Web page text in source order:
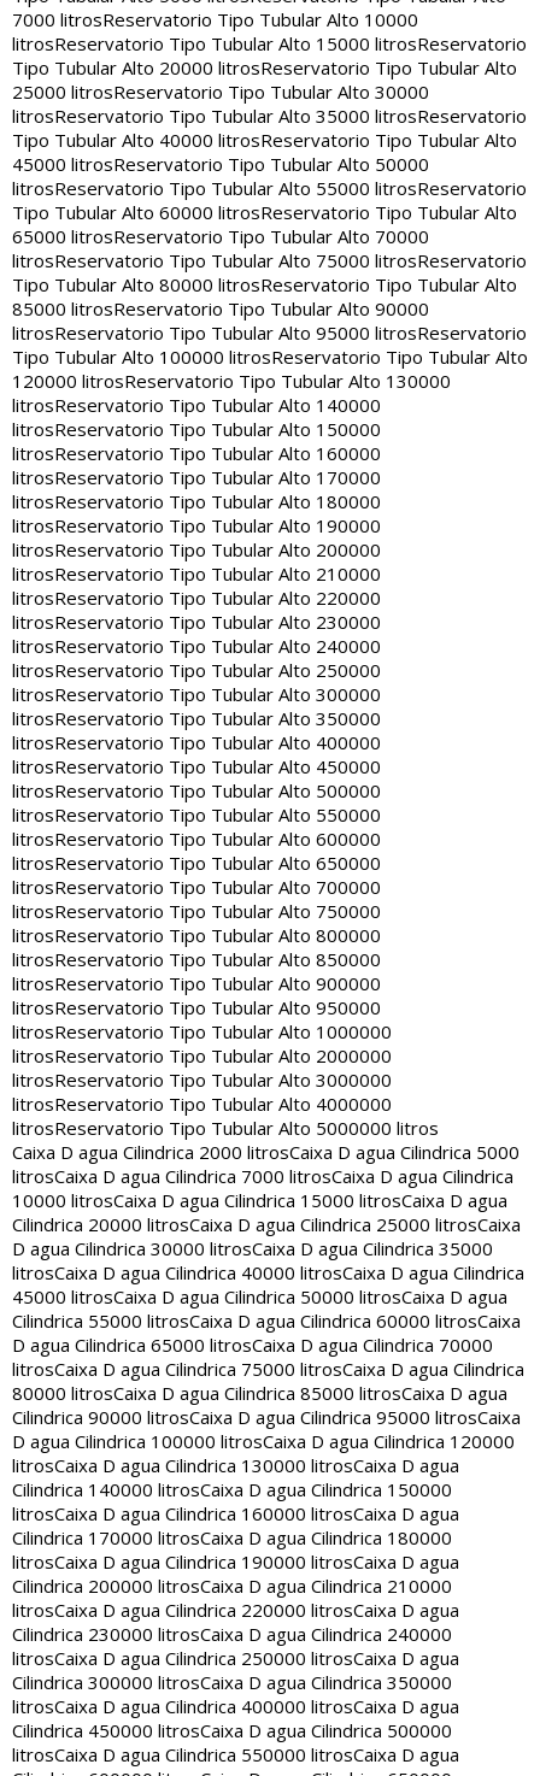
7000 litrosReservatorio Tipo Tubular Alto 10000
litrosReservatorio Tipo Tubular Alto 15000 litrosReservatorio
Tipo Tubular Alto 20000 litrosReservatorio Tipo Tubular Alto
25000 litrosReservatorio Tipo Tubular Alto 30000
litrosReservatorio Tipo Tubular Alto 35000 litrosReservatorio
Tipo Tubular Alto 40000 litrosReservatorio Tipo Tubular Alto
45000 litrosReservatorio Tipo Tubular Alto 50000
litrosReservatorio Tipo Tubular Alto 55000 litrosReservatorio
Tipo Tubular Alto 60000 litrosReservatorio Tipo Tubular Alto
65000 litrosReservatorio Tipo Tubular Alto 70000
litrosReservatorio Tipo Tubular Alto 75000 litrosReservatorio
Tipo Tubular Alto 80000 litrosReservatorio Tipo Tubular Alto
85000 litrosReservatorio Tipo Tubular Alto 90000
litrosReservatorio Tipo Tubular Alto 95000 litrosReservatorio
Tipo Tubular Alto 100000 litrosReservatorio Tipo Tubular Alto
120000 litrosReservatorio Tipo Tubular Alto 130000
litrosReservatorio Tipo Tubular Alto 140000
litrosReservatorio Tipo Tubular Alto 150000
litrosReservatorio Tipo Tubular Alto 160000
litrosReservatorio Tipo Tubular Alto 170000
litrosReservatorio Tipo Tubular Alto 180000
litrosReservatorio Tipo Tubular Alto 190000
litrosReservatorio Tipo Tubular Alto 200000
litrosReservatorio Tipo Tubular Alto 210000
litrosReservatorio Tipo Tubular Alto 220000
litrosReservatorio Tipo Tubular Alto 230000
litrosReservatorio Tipo Tubular Alto 240000
litrosReservatorio Tipo Tubular Alto 250000
litrosReservatorio Tipo Tubular Alto 300000
litrosReservatorio Tipo Tubular Alto 350000
litrosReservatorio Tipo Tubular Alto 400000
litrosReservatorio Tipo Tubular Alto 450000
litrosReservatorio Tipo Tubular Alto 500000
litrosReservatorio Tipo Tubular Alto 550000
litrosReservatorio Tipo Tubular Alto 600000
litrosReservatorio Tipo Tubular Alto 650000
litrosReservatorio Tipo Tubular Alto 700000
litrosReservatorio Tipo Tubular Alto 750000
litrosReservatorio Tipo Tubular Alto 800000
litrosReservatorio Tipo Tubular Alto 850000
litrosReservatorio Tipo Tubular Alto 900000
litrosReservatorio Tipo Tubular Alto 950000
litrosReservatorio Tipo Tubular Alto 1000000
litrosReservatorio Tipo Tubular Alto 2000000
litrosReservatorio Tipo Tubular Alto 3000000
litrosReservatorio Tipo Tubular Alto 4000000
litrosReservatorio Tipo Tubular Alto 5000000 litros
Caixa D agua Cilindrica 2000 litrosCaixa D agua Cilindrica 5000
litrosCaixa D agua Cilindrica 7000 litrosCaixa D agua Cilindrica
10000 litrosCaixa D agua Cilindrica 15000 litrosCaixa D agua
Cilindrica 20000 litrosCaixa D agua Cilindrica 25000 litrosCaixa
D agua Cilindrica 30000 litrosCaixa D agua Cilindrica 35000
litrosCaixa D agua Cilindrica 40000 litrosCaixa D agua Cilindrica
45000 litrosCaixa D agua Cilindrica 50000 litrosCaixa D agua
Cilindrica 55000 litrosCaixa D agua Cilindrica 60000 litrosCaixa
D agua Cilindrica 65000 litrosCaixa D agua Cilindrica 70000
litrosCaixa D agua Cilindrica 75000 litrosCaixa D agua Cilindrica
80000 litrosCaixa D agua Cilindrica 85000 litrosCaixa D agua
Cilindrica 90000 litrosCaixa D agua Cilindrica 95000 litrosCaixa
D agua Cilindrica 100000 litrosCaixa D agua Cilindrica 120000
litrosCaixa D agua Cilindrica 130000 litrosCaixa D agua
Cilindrica 140000 litrosCaixa D agua Cilindrica 150000
litrosCaixa D agua Cilindrica 160000 litrosCaixa D agua
Cilindrica 170000 litrosCaixa D agua Cilindrica 180000
litrosCaixa D agua Cilindrica 190000 litrosCaixa D agua
Cilindrica 200000 litrosCaixa D agua Cilindrica 210000
litrosCaixa D agua Cilindrica 220000 litrosCaixa D agua
Cilindrica 230000 litrosCaixa D agua Cilindrica 240000
litrosCaixa D agua Cilindrica 250000 litrosCaixa D agua
Cilindrica 300000 litrosCaixa D agua Cilindrica 350000
litrosCaixa D agua Cilindrica 400000 litrosCaixa D agua
Cilindrica 450000 litrosCaixa D agua Cilindrica 500000
litrosCaixa D agua Cilindrica 550000 litrosCaixa D agua